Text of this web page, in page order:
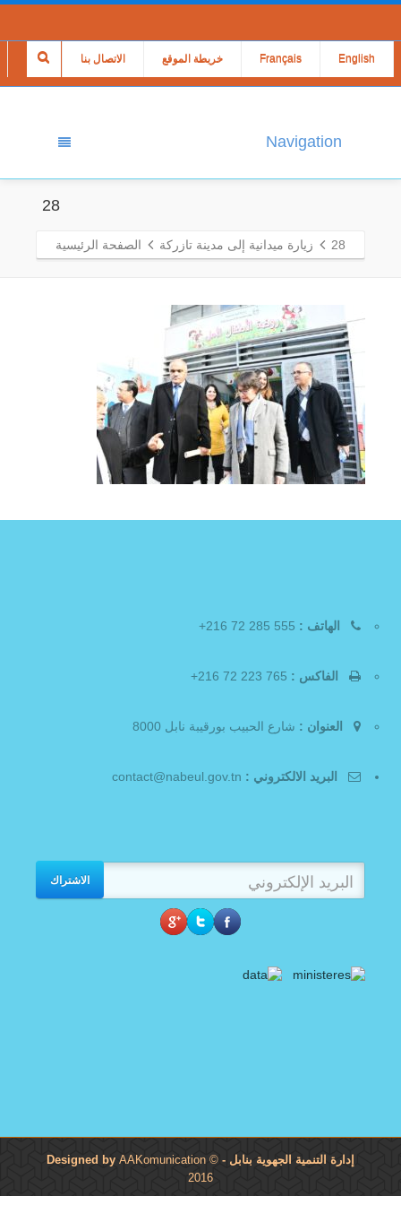
الاتصال بنا خريطة الموقع Français English
Navigation
28
28 زيارة ميدانية إلى مدينة تازركة الصفحة الرئيسية
الهاتف :
الفاكس :
العنوان : شارع الحبيب بورقيبة نابل 8000
البريد الالكتروني :
الاشتراك
إدارة التنمية الجهوية بنابل - Designed by
AAKomunication ©
2016